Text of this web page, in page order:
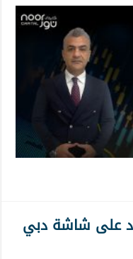
على شاشة دبي